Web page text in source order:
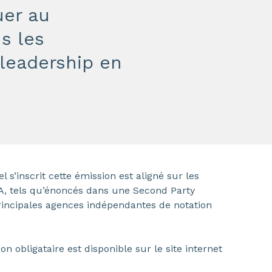
au
les
en
s’inscrit cette émission est aligné sur les
tels qu’énoncés dans une Second Party
agences indépendantes de notation
obligataire est disponible sur le site internet